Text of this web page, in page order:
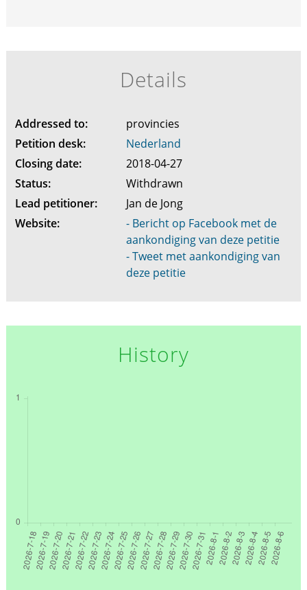
Details
Addressed to:
provincies
Petition desk:
Nederland
Closing date:
2018-04-27
Status:
Withdrawn
Lead petitioner:
Jan de Jong
Website:
- Bericht op Facebook met de
aankondiging van deze petitie
- Tweet met aankondiging van
deze petitie
History